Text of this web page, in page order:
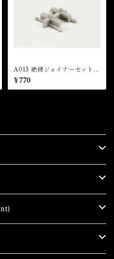
A013 絶縁ジョイナーセット(2
個入) (Insulated Rail Joiner
x 2 pcs)
¥770
Z Starter sets
First Sets
Equipment